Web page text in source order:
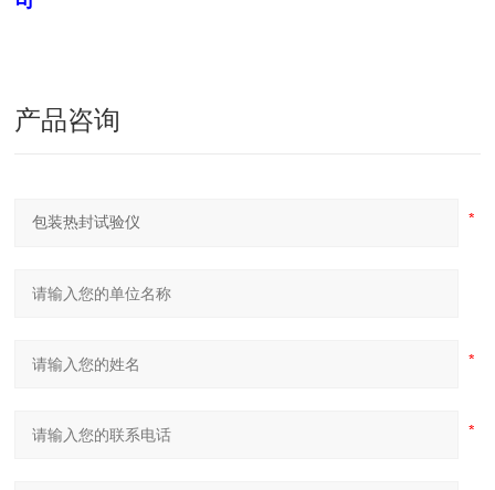
产品咨询